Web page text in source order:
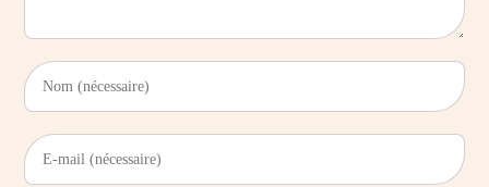
Enter
or
username
Enter